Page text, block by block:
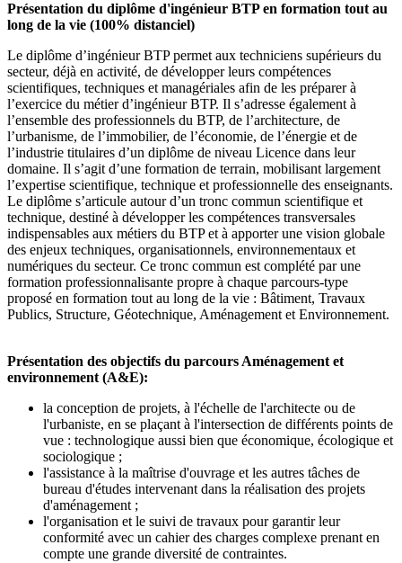
Présentation du diplôme d'ingénieur BTP en formation tout au
long de la vie (100% distanciel)
Le diplôme d’ingénieur BTP permet aux techniciens supérieurs du
secteur, déjà en activité, de développer leurs compétences
scientifiques, techniques et managériales afin de les préparer à
l’exercice du métier d’ingénieur BTP. Il s’adresse également à
l’ensemble des professionnels du BTP, de l’architecture, de
l’urbanisme, de l’immobilier, de l’économie, de l’énergie et de
l’industrie titulaires d’un diplôme de niveau Licence dans leur
domaine. Il s’agit d’une formation de terrain, mobilisant largement
l’expertise scientifique, technique et professionnelle des enseignants.
Le diplôme s’articule autour d’un tronc commun scientifique et
technique, destiné à développer les compétences transversales
indispensables aux métiers du BTP et à apporter une vision globale
des enjeux techniques, organisationnels, environnementaux et
numériques du secteur. Ce tronc commun est complété par une
formation professionnalisante propre à chaque parcours-type
proposé en formation tout au long de la vie : Bâtiment, Travaux
Publics, Structure, Géotechnique, Aménagement et Environnement.
Présentation des objectifs du parcours Aménagement et
environnement (A&E):
la conception de projets, à l'échelle de l'architecte ou de
l'urbaniste, en se plaçant à l'intersection de différents points de
vue : technologique aussi bien que économique, écologique et
sociologique ;
l'assistance à la maîtrise d'ouvrage et les autres tâches de
bureau d'études intervenant dans la réalisation des projets
d'aménagement ;
l'organisation et le suivi de travaux pour garantir leur
conformité avec un cahier des charges complexe prenant en
compte une grande diversité de contraintes.